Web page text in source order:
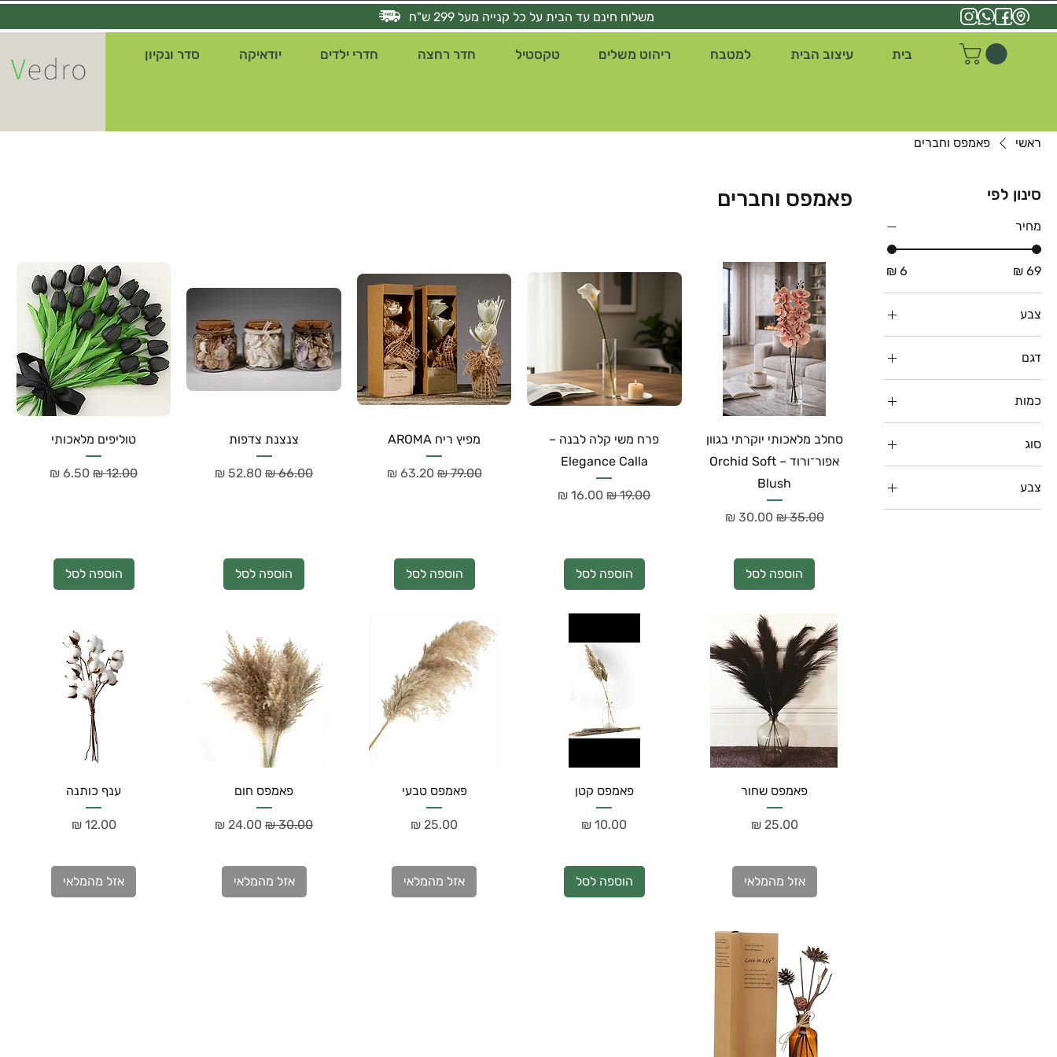
משלוח חינם עד הבית על כל קנייה מעל 299 ש"ח
בית עיצוב הבית למטבח ריהוט משלים טקסטיל חדר רחצה חדרי ילדים יודאיקה סדר ונקיון
ראשי פאמפס וחברים
סינון לפי
מחיר
צבע
דגם
אושיין
סינאמון
כמות
זר של 10 יחידות
סוג
אצטרובל
צבע
לבן
פאמפס וחברים
סחלב מלאכותי יוקרתי בגוון
אפור־ורוד – Orchid Soft
Blush
מחיר רגיל‏35.00 ‏₪ מחיר מבצע‏30.00 ‏₪
הוספה לסל
פרח משי קלה לבנה –
Elegance Calla
מחיר רגיל‏19.00 ‏₪ מחיר מבצע
הוספה לסל
מפיץ ריח AROMA
מחיר רגיל‏79.00 ‏₪ מחיר מבצע‏63.20 ‏₪
הוספה לסל
צנצנת צדפות
מחיר רגיל‏66.00 ‏₪ מחיר מבצע
הוספה לסל
טוליפים מלאכותי
מחיר רגיל‏12.00 ‏₪ מחיר מבצע
הוספה לסל
פאמפס שחור
מחיר‏25.00 ‏₪
אזל מהמלאי
פאמפס קטן
מחיר
הוספה לסל
פאמפס טבעי
מחיר
אזל מהמלאי
פאמפס חום
מחיר רגיל‏30.00 ‏₪ מחיר מבצע
אזל מהמלאי
ענף כותנה
מחיר‏12.00 ‏₪
אזל מהמלאי